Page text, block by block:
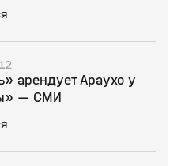
арендует Араухо у
— СМИ